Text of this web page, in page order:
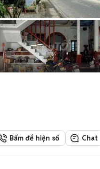
Bấm để hiện số Chat